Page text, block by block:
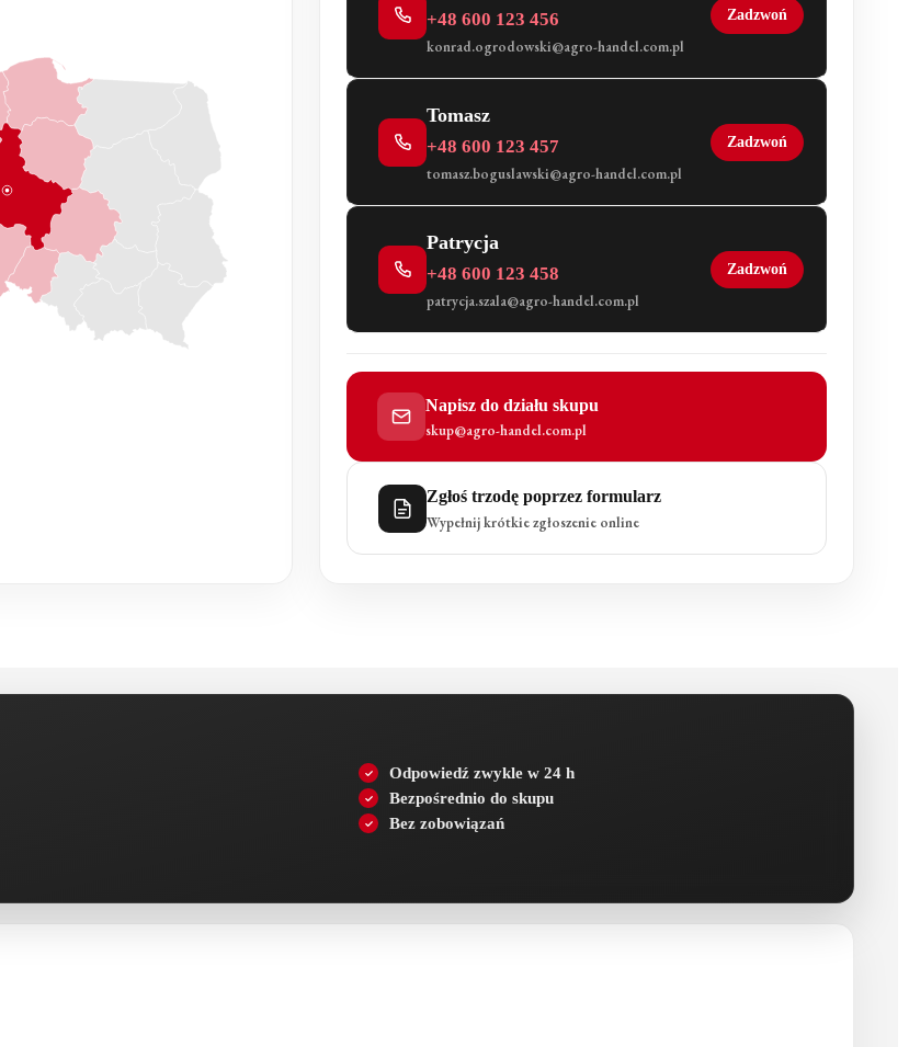
+48 600 123 456
konrad.ogrodowski@agro-handel.com.pl
Zadzwoń
Tomasz
+48 600 123 457
tomasz.boguslawski@agro-handel.com.pl
Zadzwoń
Patrycja
+48 600 123 458
patrycja.szala@agro-handel.com.pl
Zadzwoń
Napisz do działu skupu
skup@agro-handel.com.pl
Zgłoś trzodę poprzez formularz
Wypełnij krótkie zgłoszenie online
Odpowiedź zwykle w 24 h
Bezpośrednio do skupu
Bez zobowiązań